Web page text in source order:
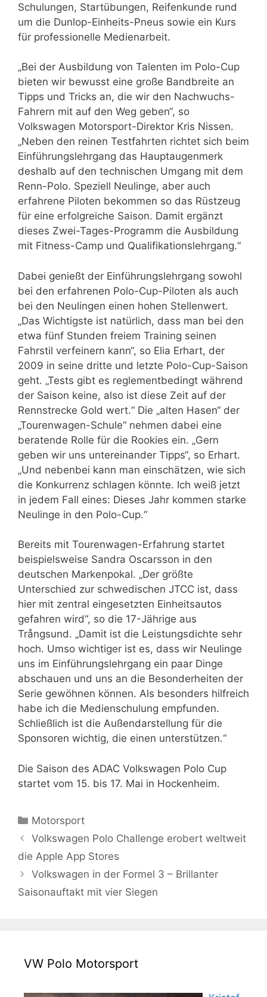
Schulungen, Startübungen, Reifenkunde rund
um die Dunlop-Einheits-Pneus sowie ein Kurs
für professionelle Medienarbeit.
„Bei der Ausbildung von Talenten im Polo-Cup
bieten wir bewusst eine große Bandbreite an
Tipps und Tricks an, die wir den Nachwuchs-
Fahrern mit auf den Weg geben“, so
Volkswagen Motorsport-Direktor Kris Nissen.
„Neben den reinen Testfahrten richtet sich beim
Einführungslehrgang das Hauptaugenmerk
deshalb auf den technischen Umgang mit dem
Renn-Polo. Speziell Neulinge, aber auch
erfahrene Piloten bekommen so das Rüstzeug
für eine erfolgreiche Saison. Damit ergänzt
dieses Zwei-Tages-Programm die Ausbildung
mit Fitness-Camp und Qualifikationslehrgang.“
Dabei genießt der Einführungslehrgang sowohl
bei den erfahrenen Polo-Cup-Piloten als auch
bei den Neulingen einen hohen Stellenwert.
„Das Wichtigste ist natürlich, dass man bei den
etwa fünf Stunden freiem Training seinen
Fahrstil verfeinern kann“, so Elia Erhart, der
2009 in seine dritte und letzte Polo-Cup-Saison
geht. „Tests gibt es reglementbedingt während
der Saison keine, also ist diese Zeit auf der
Rennstrecke Gold wert.“ Die „alten Hasen“ der
„Tourenwagen-Schule“ nehmen dabei eine
beratende Rolle für die Rookies ein. „Gern
geben wir uns untereinander Tipps“, so Erhart.
„Und nebenbei kann man einschätzen, wie sich
die Konkurrenz schlagen könnte. Ich weiß jetzt
in jedem Fall eines: Dieses Jahr kommen starke
Neulinge in den Polo-Cup.“
Bereits mit Tourenwagen-Erfahrung startet
beispielsweise Sandra Oscarsson in den
deutschen Markenpokal. „Der größte
Unterschied zur schwedischen JTCC ist, dass
hier mit zentral eingesetzten Einheitsautos
gefahren wird“, so die 17-Jährige aus
Trångsund. „Damit ist die Leistungsdichte sehr
hoch. Umso wichtiger ist es, dass wir Neulinge
uns im Einführungslehrgang ein paar Dinge
abschauen und uns an die Besonderheiten der
Serie gewöhnen können. Als besonders hilfreich
habe ich die Medienschulung empfunden.
Schließlich ist die Außendarstellung für die
Sponsoren wichtig, die einen unterstützen.“
Die Saison des ADAC Volkswagen Polo Cup
startet vom 15. bis 17. Mai in Hockenheim.
Kategorien
Motorsport
Volkswagen Polo Challenge erobert weltweit
die Apple App Stores
Volkswagen in der Formel 3 – Brillanter
Saisonauftakt mit vier Siegen
VW Polo Motorsport